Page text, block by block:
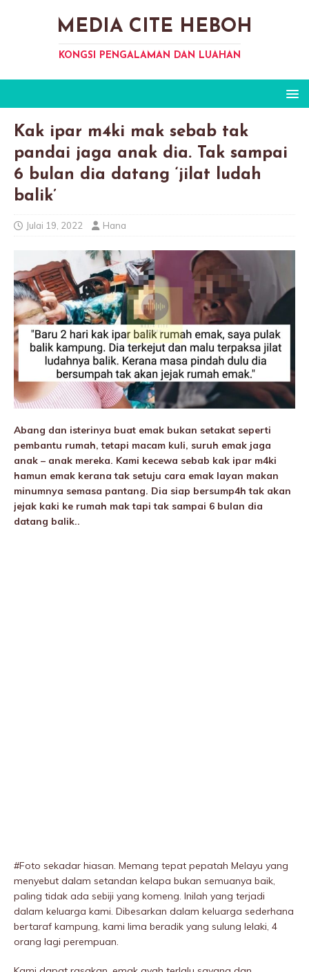
MEDIA CITE HEBOH
KONGSI PENGALAMAN DAN LUAHAN
Kak ipar m4ki mak sebab tak
pandai jaga anak dia. Tak sampai
6 bulan dia datang ‘jilat ludah
balik’
Julai 19, 2022 Hana
Abang dan isterinya buat emak bukan setakat seperti
pembantu rumah, tetapi macam kuIi, suruh emak jaga
anak – anak mereka. Kami kecewa sebab kak ipar m4ki
hamun emak kerana tak setuju cara emak layan makan
minumnya semasa pantang. Dia siap bersump4h tak akan
jejak kaki ke rumah mak tapi tak sampai 6 bulan dia
datang balik..
#Foto sekadar hiasan. Memang tepat pepatah Melayu yang
menyebut dalam setandan kelapa bukan semuanya baik,
paling tidak ada sebiji yang komeng. Inilah yang terjadi
dalam keluarga kami. Dibesarkan dalam keluarga sederhana
bertaraf kampung, kami lima beradik yang sulung lelaki, 4
orang lagi perempuan.